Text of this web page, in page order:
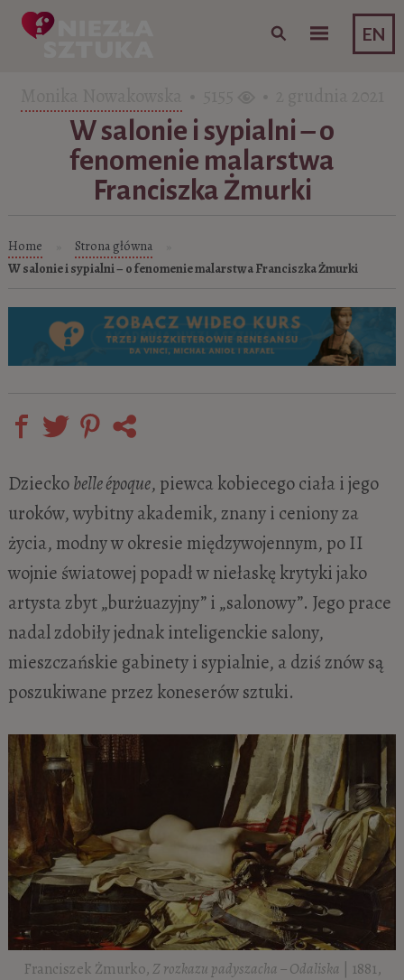
EN
Skip to content
W salonie i sypialni – o
fenomenie malarstwa
Franciszka Żmurki
Home Strona główna
W salonie i sypialni – o fenomenie malarstwa Franciszka Żmurki
Dzieckobelle époque, piewca kobiecego ciała i jego
uroków, wybitny akademik, znany i ceniony za
życia, modny w okresie międzywojennym, po II
wojnie światowej popadł w niełaskę krytyki jako
artysta zbyt „burżuazyjny” i „salonowy”. Jego prace
nadal zdobiły jednak inteligenckie salony,
mieszczańskie gabinety i sypialnie, a dziś znów są
poszukiwane przez koneserów sztuki.
Franciszek Żmurko,Z rozkazu padyszacha – Odaliska | 1881,